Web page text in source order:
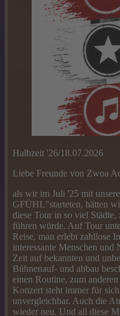
Halbzeit '26/18.07.2026
Liebe Freunde von Zwoa
als wir im Juli '25 mit
GFÜHL"starteten, hätten
diese Tour in so viel
führen würde. Auf Tour
Reise, man erlebt zahllose
interessante Menschen
Zeit auf bekannten und
Bühnenauf- und abbau
einen Routine, zum
Konzert steht immer für
unvergleichbar. Auch die
wieder neu. Und all diese